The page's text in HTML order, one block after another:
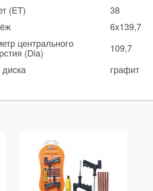
(ET)
38
6x139,7
центрального
(Dia)
109,7
графит